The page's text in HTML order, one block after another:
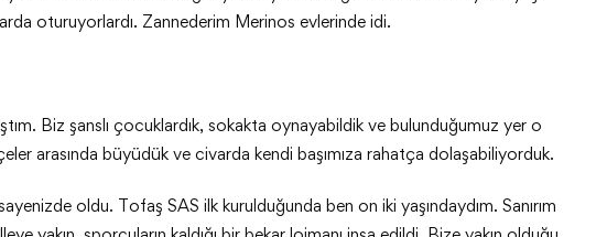
oturuyorlardı. Zannederim Merinos evlerinde idi.
Biz şanslı çocuklardık, sokakta oynayabildik ve bulunduğumuz yer o
arasında büyüdük ve civarda kendi başımıza rahatça dolaşabiliyorduk.
oldu. Tofaş SAS ilk kurulduğunda ben on iki yaşındaydım. Sanırım